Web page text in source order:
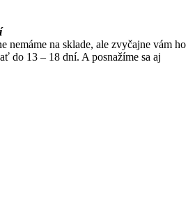
nemáme na sklade, ale zvyčajne vám ho
do 13 – 18 dní. A posnažíme sa aj